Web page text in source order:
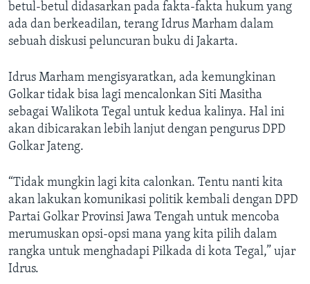
betul-betul didasarkan pada fakta-fakta hukum yang
ada dan berkeadilan, terang Idrus Marham dalam
sebuah diskusi peluncuran buku di Jakarta.
Idrus Marham mengisyaratkan, ada kemungkinan
Golkar tidak bisa lagi mencalonkan Siti Masitha
sebagai Walikota Tegal untuk kedua kalinya. Hal ini
akan dibicarakan lebih lanjut dengan pengurus DPD
Golkar Jateng.
“Tidak mungkin lagi kita calonkan. Tentu nanti kita
akan lakukan komunikasi politik kembali dengan DPD
Partai Golkar Provinsi Jawa Tengah untuk mencoba
merumuskan opsi-opsi mana yang kita pilih dalam
rangka untuk menghadapi Pilkada di kota Tegal,” ujar
Idrus.